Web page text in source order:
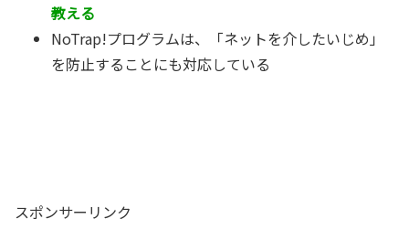
教える
NoTrap!プログラムは、「ネットを介したいじめ」
を防止することにも対応している
スポンサーリンク